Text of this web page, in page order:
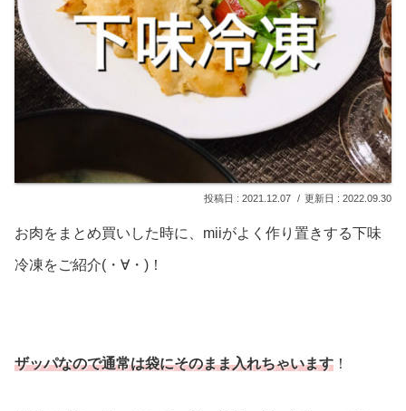
2021.12.07 2022.09.30
お肉をまとめ買いした時に、miiがよく作り置きする下味
冷凍をご紹介(・∀・)！
ザッパなので通常は袋にそのまま入れちゃいます ！